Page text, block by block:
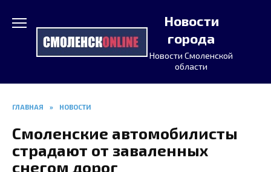
содержанию
Новости
города
Новости Смоленской
области
ГЛАВНАЯ » НОВОСТИ
Смоленские автомобилисты
страдают от заваленных
снегом дорог